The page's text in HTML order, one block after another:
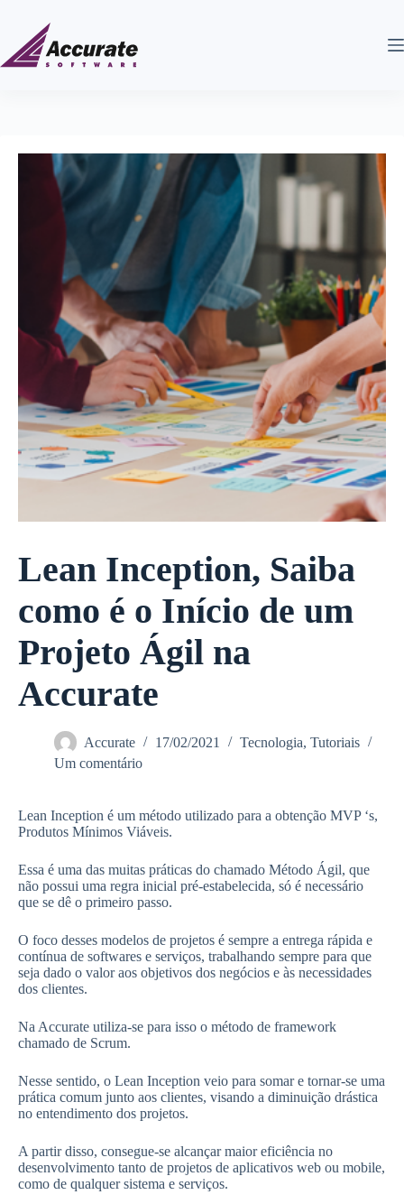
Lean Inception, Saiba
como é o Início de um
Projeto Ágil na
Accurate
Accurate 17/02/2021 Tecnologia, Tutoriais
Um comentário
Lean Inception é um método utilizado para a obtenção MVP ‘s,
Produtos Mínimos Viáveis.
Essa é uma das muitas práticas do chamado Método Ágil, que
não possui uma regra inicial pré-estabelecida, só é necessário
que se dê o primeiro passo.
O foco desses modelos de projetos é sempre a entrega rápida e
contínua de softwares e serviços, trabalhando sempre para que
seja dado o valor aos objetivos dos negócios e às necessidades
dos clientes.
Na Accurate utiliza-se para isso o método de framework
chamado de Scrum.
Nesse sentido, o Lean Inception veio para somar e tornar-se uma
prática comum junto aos clientes, visando a diminuição drástica
no entendimento dos projetos.
A partir disso, consegue-se alcançar maior eficiência no
desenvolvimento tanto de projetos de aplicativos web ou mobile,
como de qualquer sistema e serviços.